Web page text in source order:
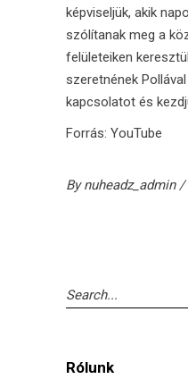
képviseljük, akik
szólítanak meg a
felületeiken
szeretnének
kapcsolatot és
Forrás: YouTube
Bynuheadz_admin
Search
Rólunk